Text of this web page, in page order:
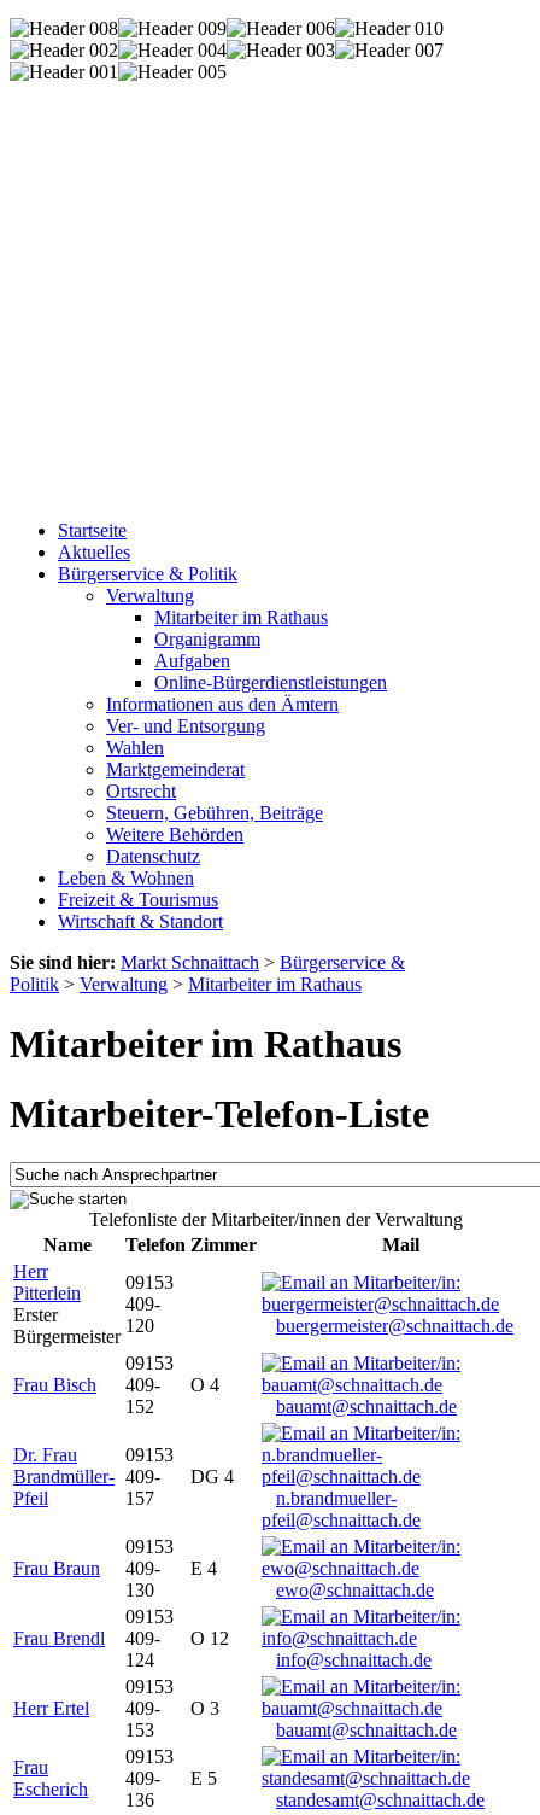
Startseite
Aktuelles
Bürgerservice & Politik
Verwaltung
Mitarbeiter im Rathaus
Organigramm
Aufgaben
Online-Bürgerdienstleistungen
Informationen aus den Ämtern
Ver- und Entsorgung
Wahlen
Marktgemeinderat
Ortsrecht
Steuern, Gebühren, Beiträge
Weitere Behörden
Datenschutz
Leben & Wohnen
Freizeit & Tourismus
Wirtschaft & Standort
Sie sind hier: Markt Schnaittach > Bürgerservice &
Politik > Verwaltung > Mitarbeiter im Rathaus
Mitarbeiter im Rathaus
Mitarbeiter-Telefon-Liste
Telefonliste der Mitarbeiter/innen der Verwaltung
Name
Telefon Zimmer
Mail
Herr
Pitterlein
Erster
Bürgermeister
09153
409-
120
buergermeister@schnaittach.de
Frau Bisch
09153
409-
152
O 4
bauamt@schnaittach.de
Dr. Frau
Brandmüller-
Pfeil
09153
409-
157
DG 4
n.brandmueller-
pfeil@schnaittach.de
Frau Braun
09153
409-
130
E 4
ewo@schnaittach.de
Frau Brendl
09153
409-
124
O 12
info@schnaittach.de
Herr Ertel
09153
409-
153
O 3
bauamt@schnaittach.de
Frau
Escherich
09153
409-
136
E 5
standesamt@schnaittach.de